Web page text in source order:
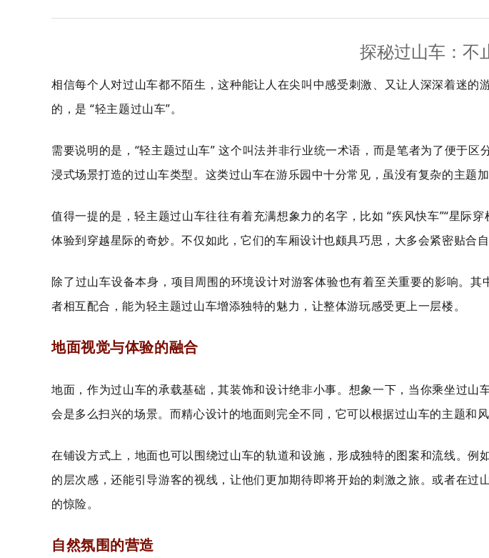
探秘过山车：不
相信每个人对过山车都不陌生，这种能让人在尖叫中感受刺激、又让人深深着迷
的，是 “轻主题过山车”。
需要说明的是，“轻主题过山车” 这个叫法并非行业统一术语，而是笔者为了便于
浸式场景打造的过山车类型。这类过山车在游乐园中十分常见，虽没有复杂的主题
值得一提的是，轻主题过山车往往有着充满想象力的名字，比如 “疾风快车”“星际
体验到穿越星际的奇妙。不仅如此，它们的车厢设计也颇具巧思，大多会紧密贴合
除了过山车设备本身，项目周围的环境设计对游客体验也有着至关重要的影响。
者相互配合，能为轻主题过山车增添独特的魅力，让整体游玩感受更上一层楼。
地面视觉与体验的融合
地面，作为过山车的承载基础，其装饰和设计绝非小事。想象一下，当你乘坐过
会是多么扫兴的场景。而精心设计的地面则完全不同，它可以根据过山车的主题和
在铺设方式上，地面也可以围绕过山车的轨道和设施，形成独特的图案和流线。
的层次感，还能引导游客的视线，让他们更加期待即将开始的刺激之旅。或者在
的惊险。
自然氛围的营造